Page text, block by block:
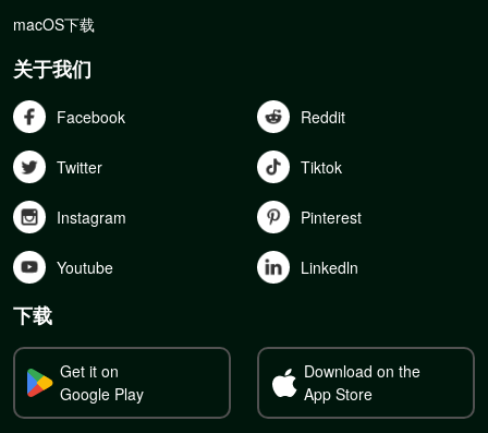
macOS下载
关于我们
Facebook Reddit
Twitter Tiktok
Instagram Pinterest
Youtube Linkedln
下载
Get it on
Google Play
Download on the
App Store